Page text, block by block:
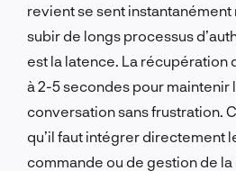
revient se sent instantanément
subir de longs processus
est la latence. La récupération
à 2-5 secondes pour maintenir
conversation sans frustration.
qu’il faut intégrer directement
commande ou de gestion de la